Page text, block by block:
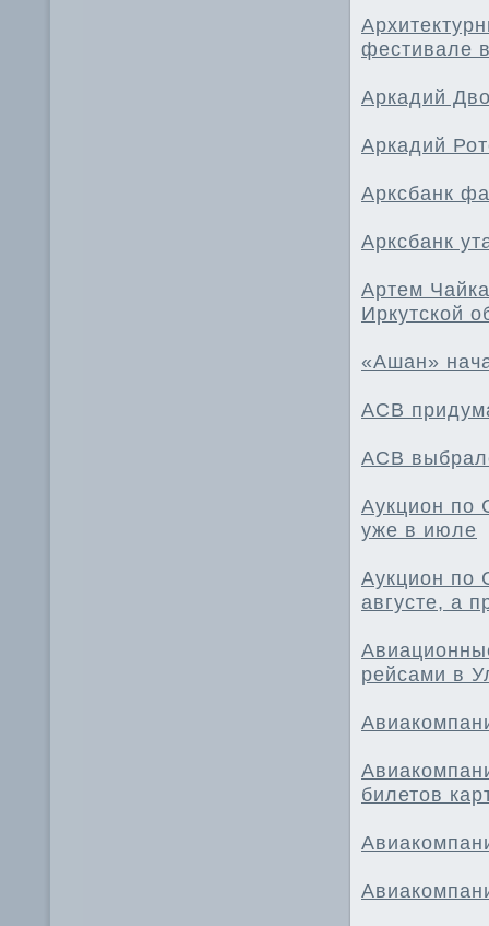
фестивале
Аркадий
Аркадий
Арксбанк
Арксбанк
Артем
Иркутской
«Ашан»
АСВ
АСВ
Аукцион по
уже в июле
Аукцион по
августе, а
рейсами в
билетов